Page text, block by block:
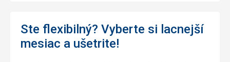
Ste flexibilný? Vyberte si lacnejší
mesiac a ušetrite!